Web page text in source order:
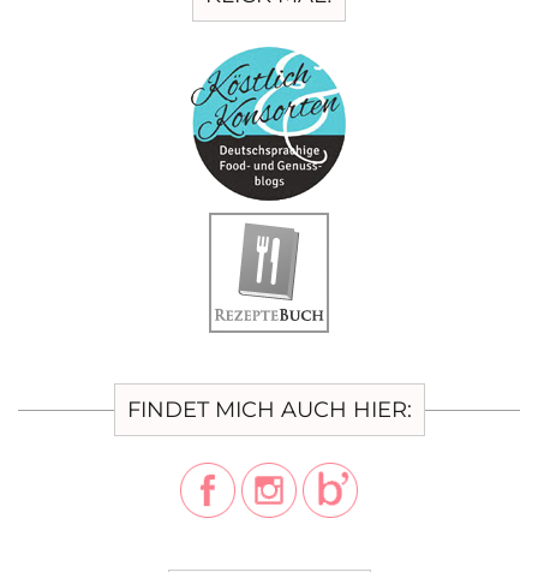
FINDET MICH AUCH HIER: